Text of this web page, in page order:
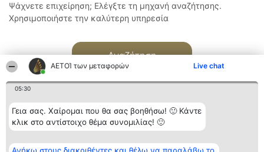
ΑΕΤΟΊ των μεταφορών Live chat
05:30
Γεια σας. Χαίρομαι που θα σας βοηθήσω! 🙂 Κάντε
κλικ στο αντίστοιχο θέμα συνομιλίας! 🙂
Ψάχνετε επιχείρηση; Ελέγξτε τη μηχανή αναζήτησης.
Χρησιμοποιήστε την καλύτερη υπηρεσία
Αναζήτηση
Διοργανωτής της
κατάταξης
Κατάταξη
Διακριθέντες
Επικοινωνία
Επικοινωνία